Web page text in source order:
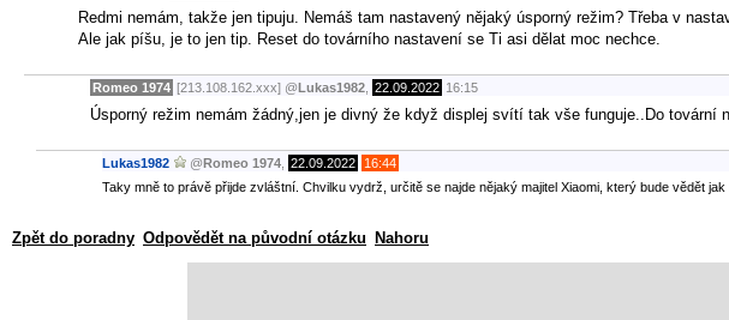
Redmi nemám, takže jen tipuju. Nemáš tam nastavený nějaký úsporný režim? Třeba v
Ale jak píšu, je to jen tip. Reset do továrního nastavení se Ti asi dělat moc nechce.
Romeo 1974 [213.108.162.xxx] @Lukas1982 22.09.2022 16:15
Úsporný režim nemám žádný,jen je divný že když displej svítí tak vše funguje..Do tovární
Lukas1982 @Romeo 1974 22.09.2022 16:44
Taky mně to právě přijde zvláštní. Chvilku vydrž, určitě se najde nějaký majitel Xiaomi, který bude vědět jak
Zpět do poradny Odpovědět na původní otázku Nahoru